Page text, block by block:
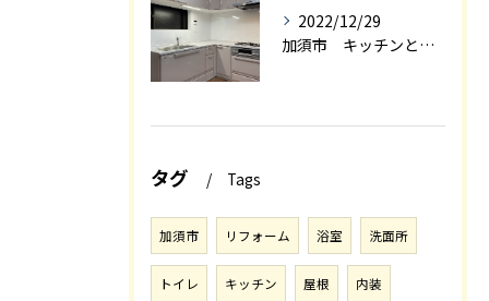
2022/12/29
加須市 キッチンと和室を一体感の有るＬＤＫにリフォーム エアロック施工
タグ Tags
加須市 リフォーム 浴室 洗面所
トイレ キッチン 屋根 内装